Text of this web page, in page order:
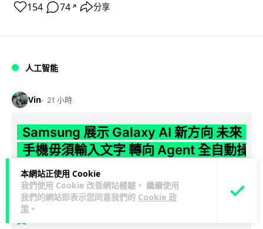
本網站正使用 Cookie
我們使用 Cookie 改善網站體驗。 繼續使用
我們的網站即表示您同意我們的 Cookie 政
策 。
154 74 ↗ 分享
人工智能
Vin 21 小時
Samsung 展示 Galaxy AI 新方向 未來
手機毋須輸入文字 轉向 Agent 全自動操
作
Samsung 電子 MX 部門顧客體驗辦公室主管兼副總裁 Jay Kim
表示，品牌正推動 Galaxy AI 邁向全自動化 Agent...